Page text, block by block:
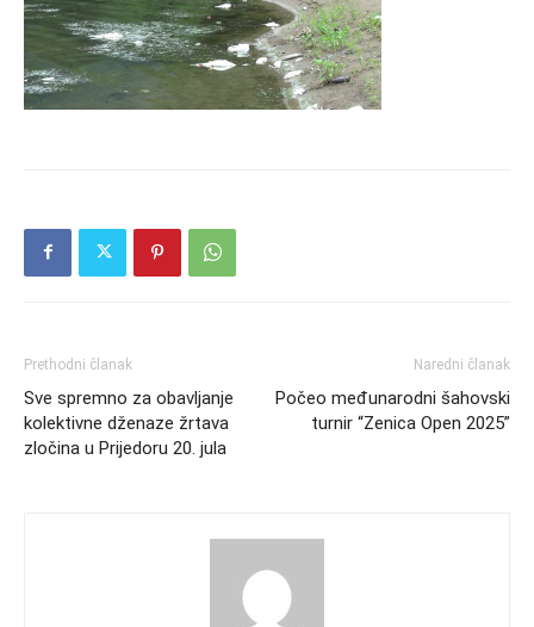
Prethodni članak
Sve spremno za obavljanje
kolektivne dženaze žrtava
zločina u Prijedoru 20. jula
Naredni članak
Počeo međunarodni šahovski
turnir “Zenica Open 2025”